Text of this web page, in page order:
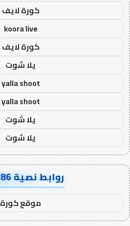
كورة لايف
koora live
كورة لايف
يلا شوت
yalla shoot
yalla shoot
يلا شوت
يلا شوت
روابط نصية AA5386
موقع كورة